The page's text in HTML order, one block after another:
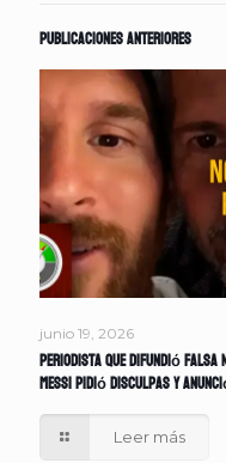
Publicaciones anteriores
junio 19, 2026
Periodista que difundió falsa
Messi pidió disculpas y
Leer más